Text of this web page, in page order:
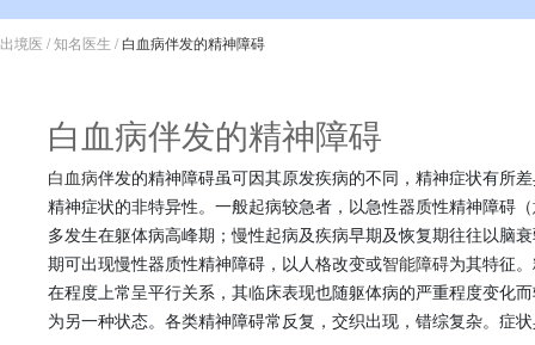
出境医 /知名医生 / 白血病伴发的精神障碍
白血病伴发的精神障碍
白血病伴发的精神障碍虽可因其原发疾病的不同，精神症状有所
精神症状的非特异性。一般起病较急者，以急性器质性精神障碍（
多发生在躯体病高峰期；慢性起病及疾病早期及恢复期往往以脑
期可出现慢性器质性精神障碍，以人格改变或智能障碍为其特征
在程度上常呈平行关系，其临床表现也随躯体病的严重程度变化
为另一种状态。各类精神障碍常反复，交织出现，错综复杂。症